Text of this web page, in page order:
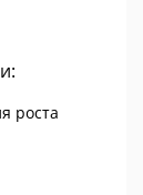
роста